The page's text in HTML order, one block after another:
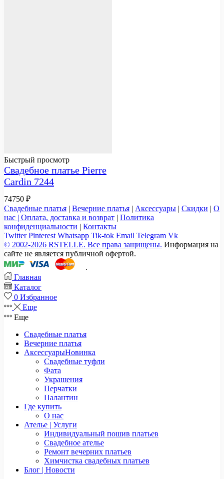
Быстрый просмотр
Свадебное платье Pierre
Cardin 7244
74750 ₽
Свадебные платья | Вечерние платья | Аксессуары | Скидки | О
нас | Оплата, доставка и возврат | Политика
конфиденциальности | Контакты
Twitter Pinterest Whatsapp Tik-tok Email Telegram Vk
© 2002-2026 RSTELLE. Все права защищены. Информация на
сайте не является публичной офертой.
.
Главная
Каталог
0 Избранное
Еще
Еще
Свадебные платья
Вечерние платья
АксессуарыНовинка
Свадебные туфли
Фата
Украшения
Перчатки
Палантин
Где купить
О нас
Ателье | Услуги
Индивидуальный пошив платьев
Свадебное ателье
Ремонт вечерних платьев
Химчистка свадебных платьев
Блог | Новости